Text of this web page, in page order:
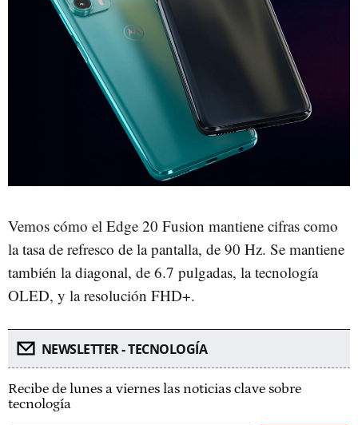
Vemos cómo el Edge 20 Fusion mantiene cifras como
la tasa de refresco de la pantalla, de 90 Hz. Se mantiene
también la diagonal, de 6.7 pulgadas, la tecnología
OLED, y la resolución FHD+.
NEWSLETTER - TECNOLOGÍA
Recibe de lunes a viernes las noticias clave sobre
tecnología